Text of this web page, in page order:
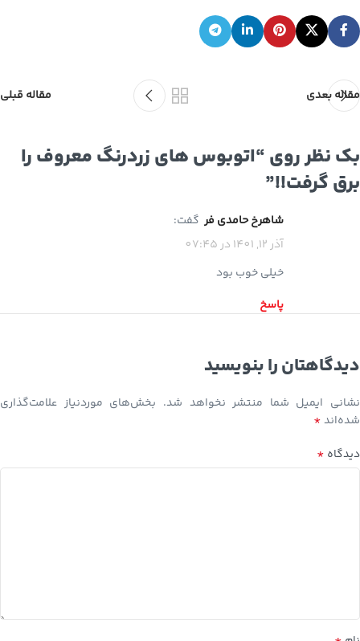
مقاله بعدی مقاله قبلی
بک نظر روی “اتوبوس های زردرنگ معروف را
برق گرفت!!”
شاهرخ حامدی فر گفت:
آذر 12, 1401 در 07:45
خیلی خوب بود
پاسخ
دیدگاهتان را بنویسید
نشانی ایمیل شما منتشر نخواهد شد. بخش‌های موردنیاز علامت‌گذاری
شده‌اند*
دیدگاه *